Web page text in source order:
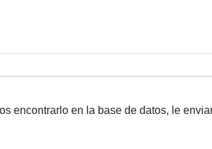
encontrarlo en la base de datos, le